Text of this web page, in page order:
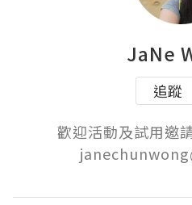
JaNe
追蹤
歡迎活動及試用邀